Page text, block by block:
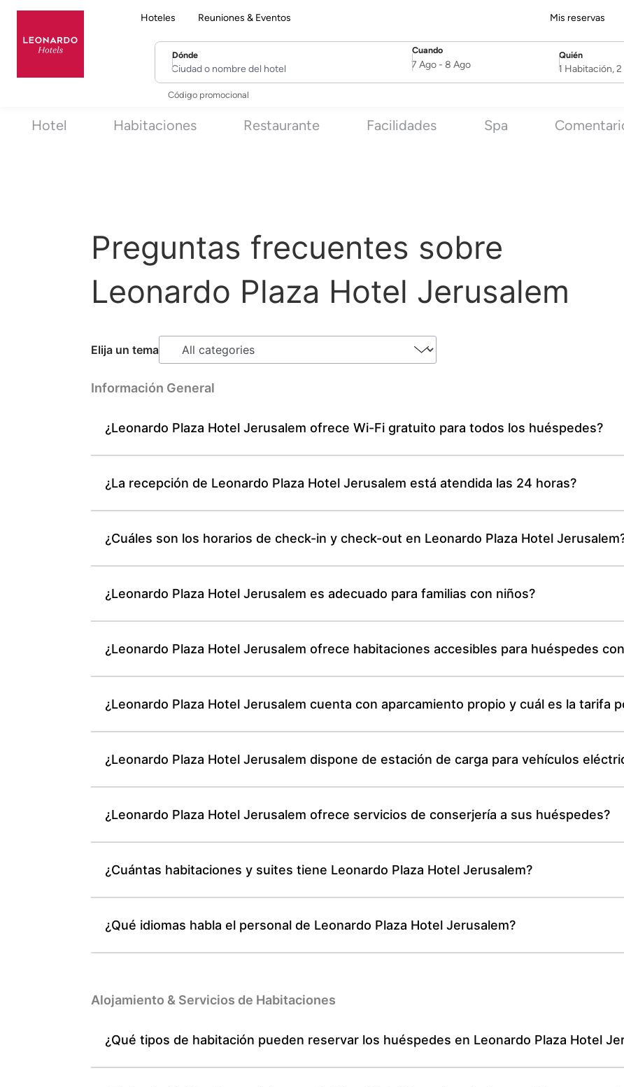
Hoteles Reuniones & Eventos Mis reservas
Dónde
Ciudad o nombre del hotel
Cuando
SelectDate
7 Ago- 8 Ago
Quién
Username
1 Habitación,
Código promocional
Hotel Habitaciones Restaurante Facilidades Spa
Preguntas frecuentes sobre
Leonardo Plaza Hotel Jerusalem
Elija un tema
Información General
¿Leonardo Plaza Hotel Jerusalem ofrece Wi-Fi gratuito para todos los huéspedes?
¿La recepción de Leonardo Plaza Hotel Jerusalem está atendida las 24 horas?
¿Cuáles son los horarios de check-in y check-out en Leonardo Plaza Hotel
¿Leonardo Plaza Hotel Jerusalem es adecuado para familias con niños?
¿Leonardo Plaza Hotel Jerusalem ofrece habitaciones accesibles para huéspedes
¿Leonardo Plaza Hotel Jerusalem cuenta con aparcamiento propio y cuál es la tarifa
¿Leonardo Plaza Hotel Jerusalem dispone de estación de carga para vehículos
¿Leonardo Plaza Hotel Jerusalem ofrece servicios de conserjería a sus huéspedes?
¿Cuántas habitaciones y suites tiene Leonardo Plaza Hotel Jerusalem?
¿Qué idiomas habla el personal de Leonardo Plaza Hotel Jerusalem?
Alojamiento & Servicios de Habitaciones
¿Qué tipos de habitación pueden reservar los huéspedes en Leonardo Plaza Hotel